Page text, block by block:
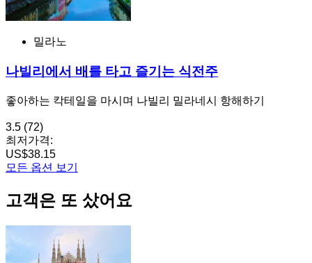
밀라노
나빌리에서 배를 타고 즐기는 식전주
좋아하는 칵테일을 마시며 나빌리 밀라네시 항해하기
3.5 (72)
최저가격:
US$38.15
모든 옵션 보기
고객은 또 샀어요